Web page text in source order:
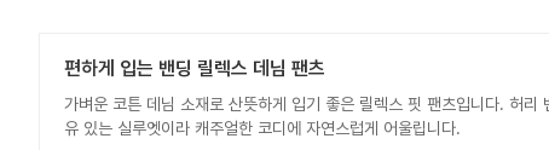
편하게 입는 밴딩 릴렉스 데님 팬츠
가벼운 코튼 데님 소재로 산뜻하게 입기 좋은 릴렉스 핏 팬츠입니다. 허
유 있는 실루엣이라 캐주얼한 코디에 자연스럽게 어울립니다.